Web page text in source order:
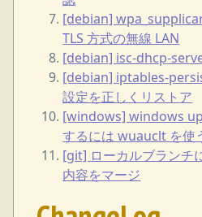
[debian]
TLS 方式の無線 LAN
[debian] isc-dhcp-
[debian] iptables-
設定を正しくリストア
[windows] windows
するには wuauclt を使
[git] ローカルブランチ
内容をマージ